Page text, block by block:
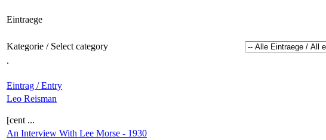
Eintraege
Kategorie / Select category
.
Eintrag / Entry
Leo Reisman
[cent ...
An Interview With Lee Morse - 1930